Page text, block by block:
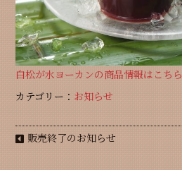
白松が水ヨーカンの商品情報はこちら
カテゴリー： お知らせ
販売終了のお知らせ